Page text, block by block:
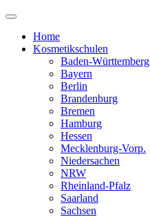
Home
Kosmetikschulen
Baden-Württemberg
Bayern
Berlin
Brandenburg
Bremen
Hamburg
Hessen
Mecklenburg-Vorp.
Niedersachen
NRW
Rheinland-Pfalz
Saarland
Sachsen